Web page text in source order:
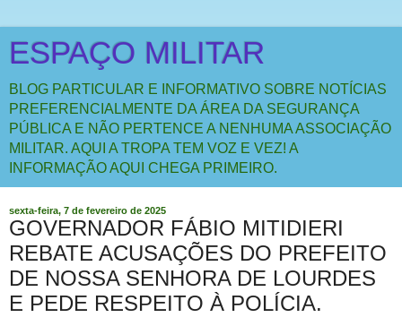
ESPAÇO MILITAR
BLOG PARTICULAR E INFORMATIVO SOBRE NOTÍCIAS
PREFERENCIALMENTE DA ÁREA DA SEGURANÇA
PÚBLICA E NÃO PERTENCE A NENHUMA ASSOCIAÇÃO
MILITAR. AQUI A TROPA TEM VOZ E VEZ! A
INFORMAÇÃO AQUI CHEGA PRIMEIRO.
sexta-feira, 7 de fevereiro de 2025
GOVERNADOR FÁBIO MITIDIERI
REBATE ACUSAÇÕES DO PREFEITO
DE NOSSA SENHORA DE LOURDES
E PEDE RESPEITO À POLÍCIA.